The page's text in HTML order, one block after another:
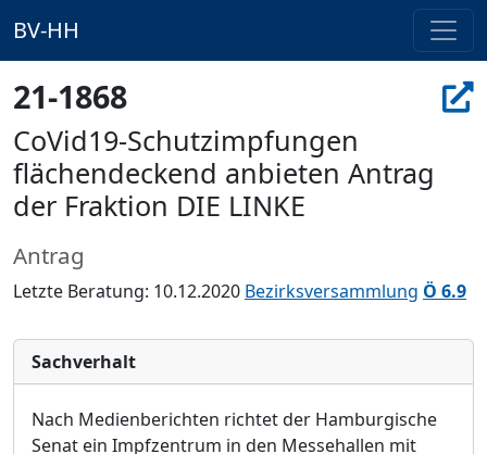
BV-HH
21-1868
CoVid19-Schutzimpfungen
flächendeckend anbieten Antrag
der Fraktion DIE LINKE
Antrag
Letzte Beratung: 10.12.2020 Bezirksversammlung Ö 6.9
Sachverhalt
Nach Medienberichten richtet der Hamburgische
Senat ein Impfzentrum in den Messehallen mit